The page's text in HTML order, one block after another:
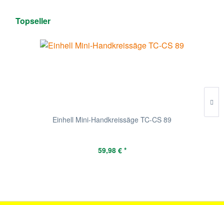
Topseller
Einhell Mini-Handkreissäge TC-CS 89
59,98 € *